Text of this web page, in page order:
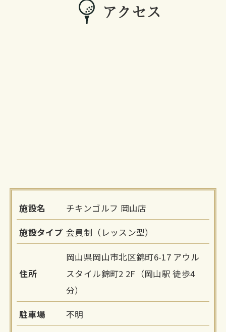
アクセス
施設名 チキンゴルフ 岡山店
施設タイプ 会員制（レッスン型）
住所
岡山県岡山市北区錦町6-17 アウル
スタイル錦町2 2F（岡山駅 徒歩4
分）
駐車場 不明